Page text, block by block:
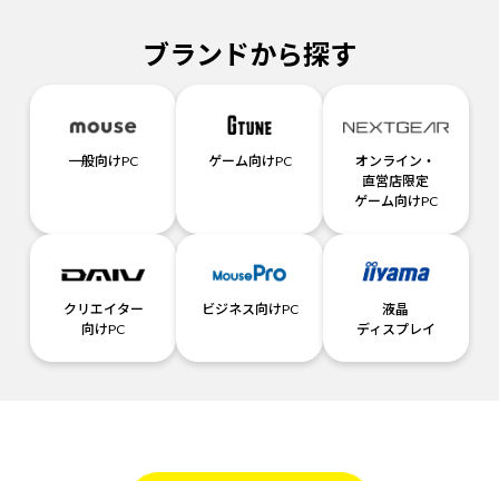
ブランドから探す
一般向けPC ゲーム向けPC
オンライン・
直営店限定
ゲーム向けPC
クリエイター
向けPC
ビジネス向けPC
液晶
ディスプレイ